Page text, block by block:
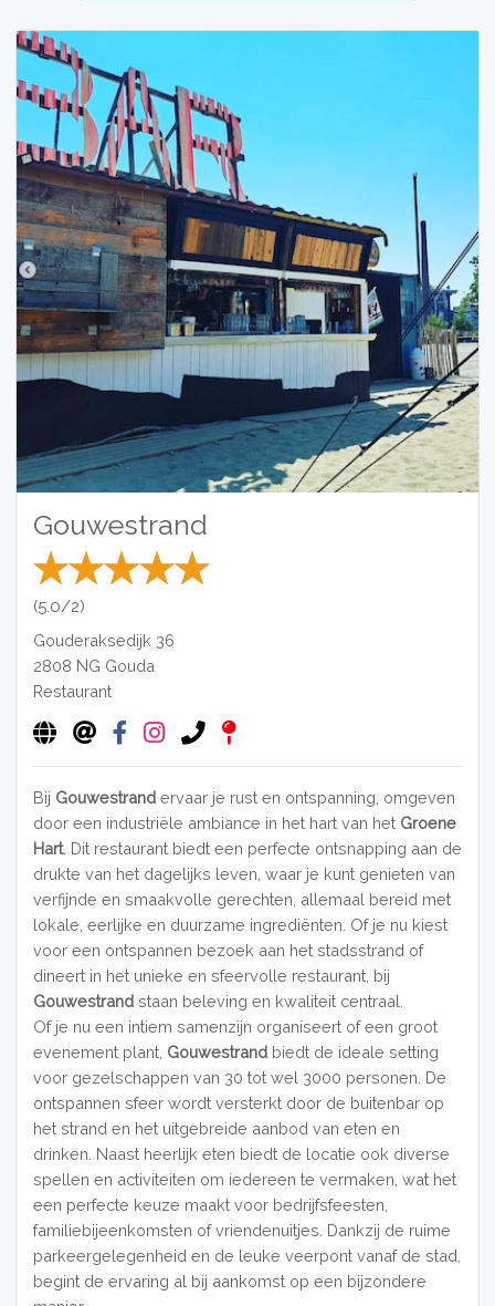
Gouwestrand
(5.0/2)
Gouderaksedijk 36
2808 NG Gouda
Restaurant
Bij Gouwestrandervaar je rust en ontspanning, omgeven
door een industriële ambiance in het hart van het Groene
Hart. Dit restaurant biedt een perfecte ontsnapping aan de
drukte van het dagelijks leven, waar je kunt genieten van
verfijnde en smaakvolle gerechten, allemaal bereid met
lokale, eerlijke en duurzame ingrediënten. Of je nu kiest
voor een ontspannen bezoek aan het stadsstrand of
dineert in het unieke en sfeervolle restaurant, bij
Gouwestrandstaan beleving en kwaliteit centraal.
Of je nu een intiem samenzijn organiseert of een groot
evenement plant, Gouwestrand biedt de ideale setting
voor gezelschappen van 30 tot wel 3000 personen. De
ontspannen sfeer wordt versterkt door de buitenbar op
het strand en het uitgebreide aanbod van eten en
drinken. Naast heerlijk eten biedt de locatie ook diverse
spellen en activiteiten om iedereen te vermaken, wat het
een perfecte keuze maakt voor bedrijfsfeesten,
familiebijeenkomsten of vriendenuitjes. Dankzij de ruime
parkeergelegenheid en de leuke veerpont vanaf de stad,
begint de ervaring al bij aankomst op een bijzondere